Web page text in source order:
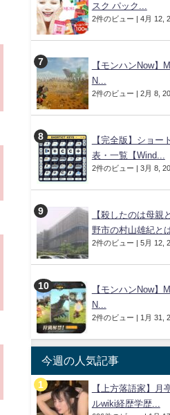
スク パック...
2件のビュー | 4月 12,
【モンハンNow】
N...
2件のビュー | 2月 8,
【完全版】ショー
表・一覧【Wind...
2件のビュー | 3月 8,
【殺したのは母親
野市の村山雄紀と
2件のビュー | 5月 12,
【モンハンNow】
N...
2件のビュー | 1月 31,
今週の人気記事
【上方落語家】月
ルwiki経歴学歴...